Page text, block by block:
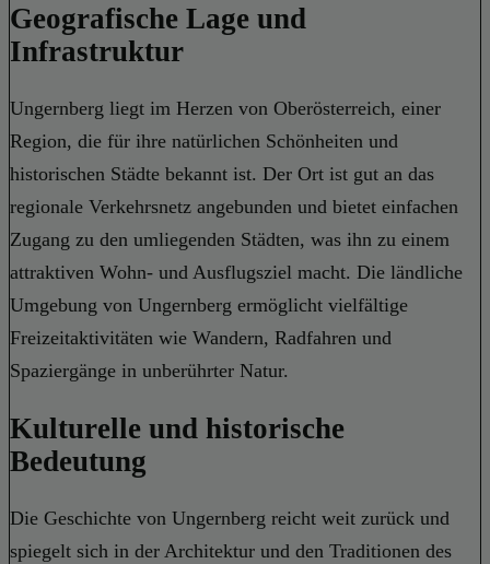
Geografische Lage und
Infrastruktur
Ungernberg liegt im Herzen von Oberösterreich, einer
Region, die für ihre natürlichen Schönheiten und
historischen Städte bekannt ist. Der Ort ist gut an das
regionale Verkehrsnetz angebunden und bietet einfachen
Zugang zu den umliegenden Städten, was ihn zu einem
attraktiven Wohn- und Ausflugsziel macht. Die ländliche
Umgebung von Ungernberg ermöglicht vielfältige
Freizeitaktivitäten wie Wandern, Radfahren und
Spaziergänge in unberührter Natur.
Kulturelle und historische
Bedeutung
Die Geschichte von Ungernberg reicht weit zurück und
spiegelt sich in der Architektur und den Traditionen des